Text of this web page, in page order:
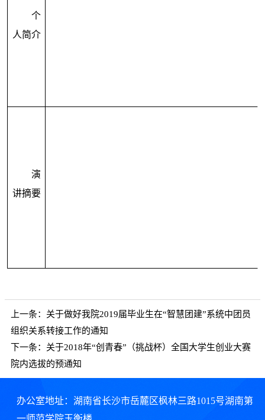
个
人简介
演
讲摘要
上一条： 关于做好我院2019届毕业生在“智慧团建”系统中团员
组织关系转接工作的通知
下一条： 关于2018年“创青春”（挑战杯）全国大学生创业大赛
院内选拔的预通知
办公室地址：湖南省长沙市岳麓区枫林三路1015号湖南第